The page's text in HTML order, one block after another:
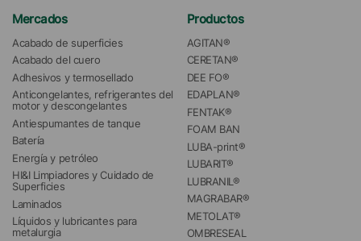
Mercados
Acabado de superficies
Acabado del cuero
Adhesivos y termosellado
Anticongelantes, refrigerantes del
motor y descongelantes
Antiespumantes de tanque
Batería
Energía y petróleo
HI&I Limpiadores y Cuidado de
Superficies
Laminados
Líquidos y lubricantes para
metalurgia
Productos
AGITAN®
CERETAN®
DEE FO®
EDAPLAN®
FENTAK®
FOAM BAN
LUBA-print®
LUBARIT®
LUBRANIL®
MAGRABAR®
METOLAT®
OMBRESEAL